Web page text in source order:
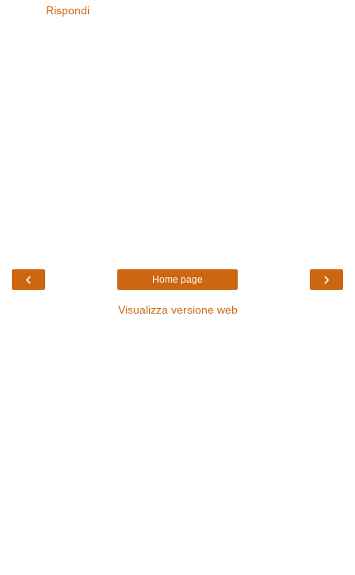
Rispondi
‹ ›
Home page
Visualizza versione web